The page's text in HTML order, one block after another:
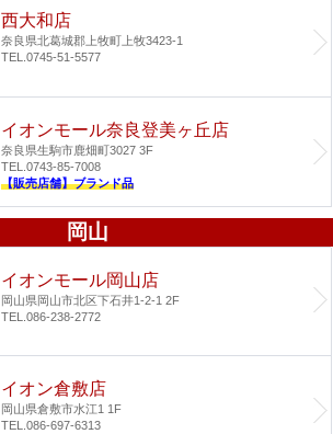
西大和店
奈良県北葛城郡上牧町上牧3423-1
TEL.0745-51-5577
イオンモール奈良登美ヶ丘店
奈良県生駒市鹿畑町3027 3F
TEL.0743-85-7008
【販売店舗】ブランド品
岡山
イオンモール岡山店
岡山県岡山市北区下石井1-2-1 2F
TEL.086-238-2772
イオン倉敷店
岡山県倉敷市水江1 1F
TEL.086-697-6313